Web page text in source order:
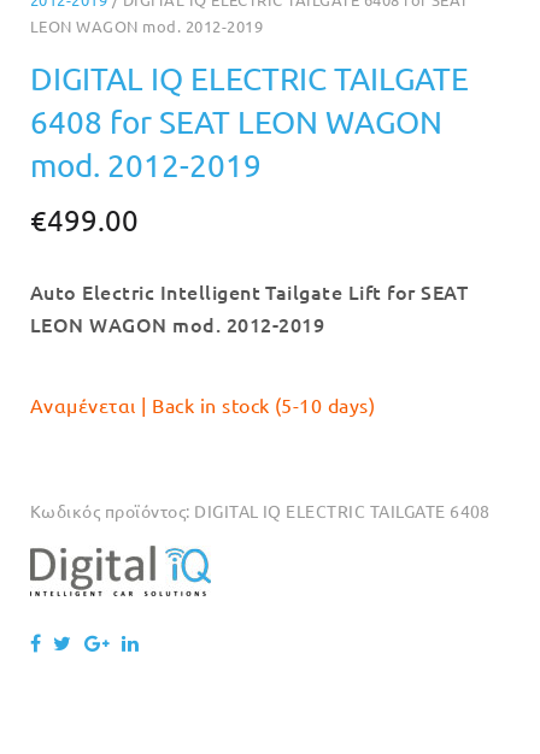
LEON WAGON mod. 2012-2019
DIGITAL IQ ELECTRIC TAILGATE
6408 for SEAT LEON WAGON
mod. 2012-2019
€499.00
Auto Electric Intelligent Tailgate Lift for SEAT
LEON WAGON mod. 2012-2019
Αναμένεται | Back in stock (5-10 days)
Κωδικός προϊόντος: DIGITAL IQ ELECTRIC TAILGATE 6408